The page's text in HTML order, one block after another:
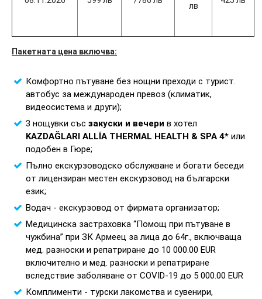
лв
Пакетната цена включва:
Комфортно пътуване без нощни преходи с турист.
автобус за международен превоз (климатик,
видеосистема и други);
3 нощувки със закуски и вечери в хотел
KAZDAĞLARI ALLİA THERMAL HEALTH & SPA 4* или
подобен в Гюре;
Пълно екскурзоводско обслужване и богати беседи
от лицензиран местен екскурзовод на български
език;
Водач - екскурзовод от фирмата организатор;
Медицинска застраховка “Помощ при пътуване в
чужбина” при ЗК Армеец за лица до 64г., включваща
мед. разноски и репатриране до 10 000.00 EUR
включително и мед. разноски и репатриране
вследствие заболяване от COVID-19 до 5 000.00 EUR
Комплименти - турски лакомства и сувенири,